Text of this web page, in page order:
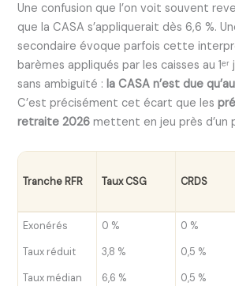
Une confusion que l’on voit souvent
que la CASA s’appliquerait dès 6,6 %.
secondaire évoque parfois cette
barèmes appliqués par les caisses au
sans ambiguïté :la CASA n’est due
C’est précisément cet écart que les
retraite 2026 mettent en jeu près d’un
Tranche RFR Taux CSG CRDS
Exonérés 0 % 0 %
Taux réduit
3,8 % 0,5 %
Taux médian
6,6 % 0,5 %